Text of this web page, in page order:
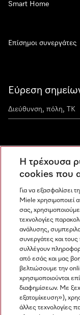
Εύρεση
Ανακαλύψτε τα
Newsletter
Smart Home
Επίσημοι συνεργάτες
Miele στο Instagram
Miele στοMiele
Η τρέχουσα
cookies που
Για να εξασφαλίσει
Miele χρησιμοποιεί
σας,
τεχνολογίες
ανάλυσης,
συνεργάτες και
συλλέγουν
από εσάς και μας
βελτιώσουμε την
χρησιμοποιούνται
διαφημίσεων. Με
εξατομίκευση»),
άλλες τεχνολογίες